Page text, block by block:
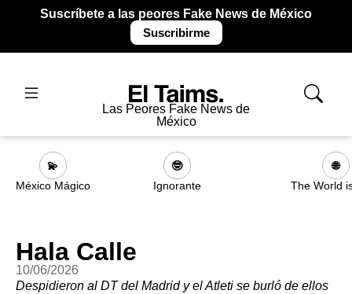
Suscríbete a las peores Fake News de México
Suscribirme
Las Peores Fake News de
México
💫
México Mágico
🤓
Ignorante
🌐
The World
Hala Calle
10/06/2026
Despidieron al DT del Madrid y el Atleti se burló de ellos